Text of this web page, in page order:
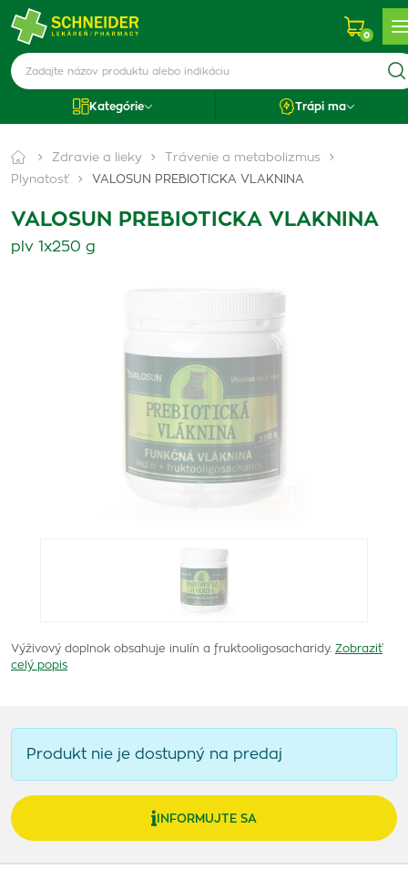
0
Kategórie Trápi ma
Zdravie a lieky
Trávenie a metabolizmus
Plynatosť
VALOSUN PREBIOTICKA VLAKNINA
VALOSUN PREBIOTICKA VLAKNINA
plv 1x250 g
Výživový doplnok obsahuje inulín a fruktooligosacharidy. Zobraziť
celý popis
Produkt nie je dostupný na predaj
INFORMUJTE SA